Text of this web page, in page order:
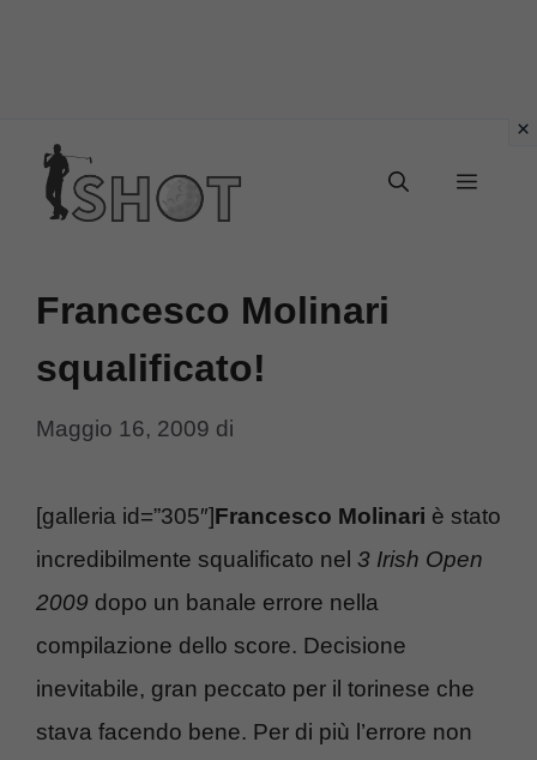
contenuto
Menu
Francesco Molinari
squalificato!
Maggio 16, 2009 di
[galleria id=”305″]Francesco Molinari è stato
incredibilmente squalificato nel 3 Irish Open
2009 dopo un banale errore nella
compilazione dello score. Decisione
inevitabile, gran peccato per il torinese che
stava facendo bene. Per di più l’errore non